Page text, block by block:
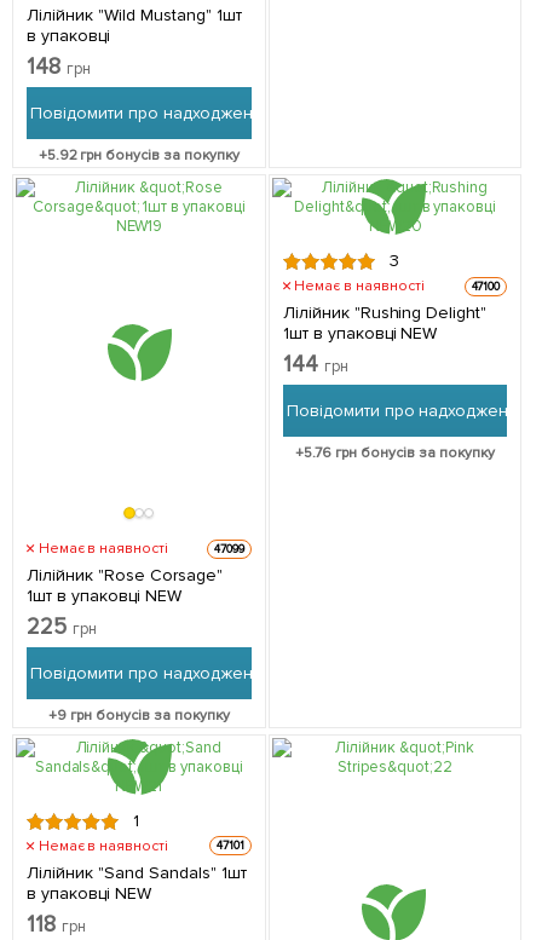
Лілійник "Wild Mustang" 1шт
в упаковці
148 грн
Повідомити про надходження
+5.92грн бонусів за покупку
Немає в наявності 47099
Лілійник "Rose Corsage"
1шт в упаковці NEW
225 грн
Повідомити про надходження
+9 грн бонусів за покупку
3
Немає в наявності 47100
Лілійник "Rushing Delight"
1шт в упаковці NEW
144 грн
Повідомити про надходження
+5.76 грн бонусів за покупку
1
Немає в наявності 47101
Лілійник "Sand Sandals" 1шт
в упаковці NEW
118 грн